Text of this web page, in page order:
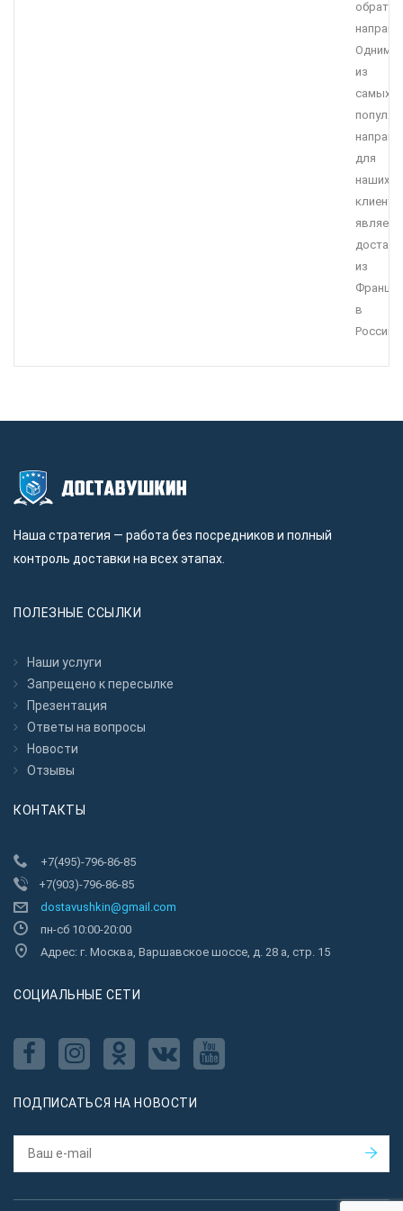
Одним
из
самых
для
наших
из
Франции
в
Россию.
Наша стратегия — работа без посредников и полный
контроль доставки на всех этапах.
ПОЛЕЗНЫЕ ССЫЛКИ
Наши услуги
Запрещено к пересылкe
Презентация
Ответы на вопросы
Новости
Отзывы
КОНТАКТЫ
+7(495)-796-86-85
+7(903)-796-86-85
dostavushkin@gmail.com
пн-сб 10:00-20:00
Адрес: г. Москва, Варшавское шоссе, д. 28 а, стр. 15
CОЦИАЛЬНЫЕ СЕТИ
ПОДПИСАТЬСЯ НА НОВОСТИ